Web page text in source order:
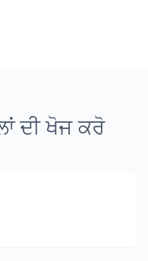
ਦੀ ਖੋਜ ਕਰੋ